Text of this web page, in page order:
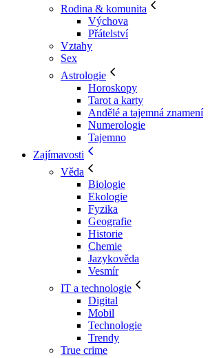
Rodina & komunita
Výchova
Přátelství
Vztahy
Sex
Astrologie
Horoskopy
Tarot a karty
Andělé a tajemná znamení
Numerologie
Tajemno
Zajímavosti
Věda
Biologie
Ekologie
Fyzika
Geografie
Historie
Chemie
Jazykověda
Vesmír
IT a technologie
Digital
Mobil
Technologie
Trendy
True crime